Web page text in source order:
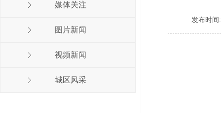
媒体关注
图片新闻
视频新闻
城区风采
发布时